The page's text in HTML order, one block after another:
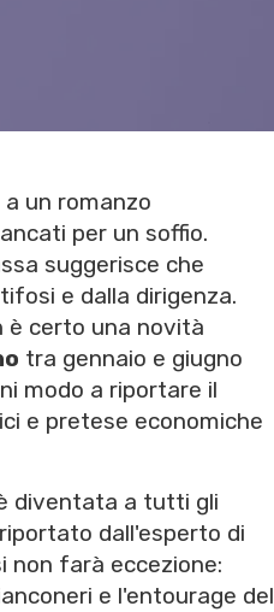
un romanzo
per un soffio.
suggerisce che
e dalla dirigenza.
è certo una novità
tra gennaio e giugno
modo a riportare il
e pretese economiche
diventata a tutti gli
dall'esperto di
non farà eccezione:
e l'entourage del